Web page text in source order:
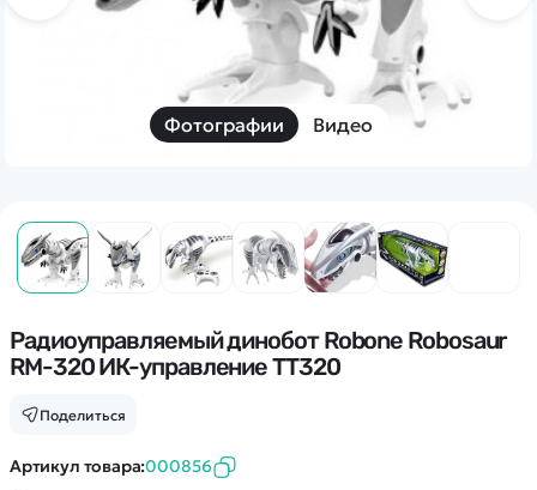
Фотографии Видео
Радиоуправляемый динобот Robone Robosaur
RM-320 ИК-управление TT320
Поделиться
Артикул товара:000856
Дополнительный способ связи
WhatsApp/Мобильный
Есть вопрос? Можем связаться с вами
Наши соцсети:
Каталог
Машинки
Информация